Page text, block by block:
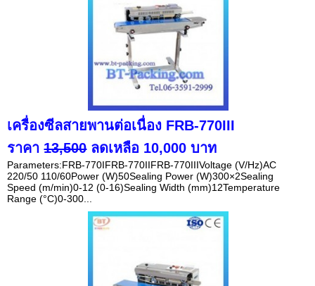
เครื่องซีลสายพานต่อเนื่อง FRB-770III
ราคา13,500ลดเหลือ 10,000 บาท
Parameters:FRB-770IFRB-770IIFRB-770IIIVoltage (V/Hz)AC
220/50 110/60Power (W)50Sealing Power (W)300×2Sealing
Speed (m/min)0-12 (0-16)Sealing Width (mm)12Temperature
Range (°C)0-300...